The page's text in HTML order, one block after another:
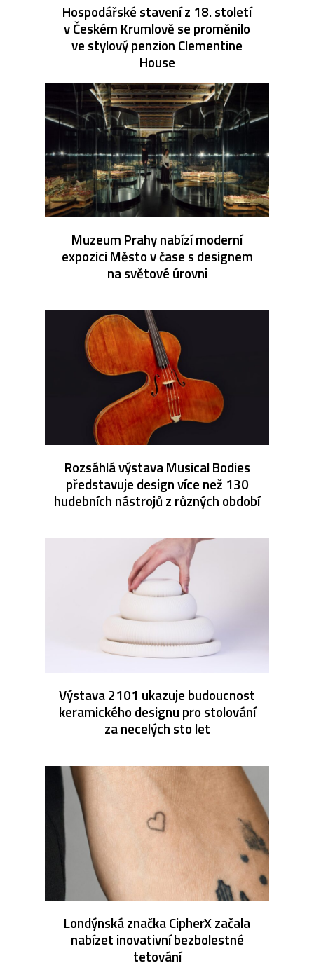
Hospodářské stavení z 18. století
v Českém Krumlově se proměnilo
ve stylový penzion Clementine
House
Muzeum Prahy nabízí moderní
expozici Město v čase s designem
na světové úrovni
Rozsáhlá výstava Musical Bodies
představuje design více než 130
hudebních nástrojů z různých období
Výstava 2101 ukazuje budoucnost
keramického designu pro stolování
za necelých sto let
Londýnská značka CipherX začala
nabízet inovativní bezbolestné
tetování